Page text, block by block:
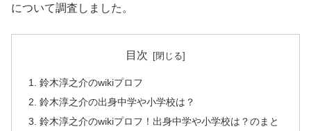
について調査しました。
目次
鈴木淳之介のwikiプロフ
鈴木淳之介の出身中学や小学校は？
鈴木淳之介のwikiプロフ！出身中学や小学校は？のまと